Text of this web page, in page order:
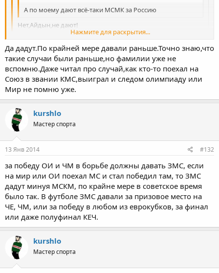
А по моему дают всё-таки МСМК за Россию
Нажмите для раскрытия...
Нет,Айдын,не дают!
Нажмите для раскрытия...
что минуя международника присвоят ЗМС ?
Или вообще кмс выиграет
Нажмите для раскрытия...
Да дадут.По крайней мере давали раньше.Точно знаю,что
такие случаи были раньше,но фамилии уже не
вспомню.Даже читал про случай,как кто-то поехал на
Союз в звании КМС,выиграл и следом олимпиаду или
Мир не помню уже.
kurshlo
Мастер спорта
13 Янв 2014 #132
за победу ОИ и ЧМ в борьбе должны давать ЗМС, если
на мир или ОИ поехал МС и стал победил там, то ЗМС
дадут минуя МСКМ, по крайне мере в советское время
было так. В футболе ЗМС давали за призовое место на
ЧЕ, ЧМ, или за победу в любом из еврокубков, за финал
или даже полуфинал КЕЧ.
kurshlo
Мастер спорта